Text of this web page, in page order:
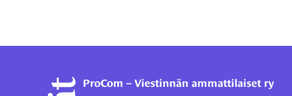
ProCom – Viestinnän ammattilaiset ry